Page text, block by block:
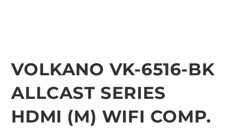
VOLKANO VK-6516-BK
ALLCAST SERIES
HDMI (M) WIFI COMP.